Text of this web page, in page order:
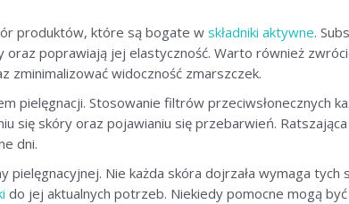
produktów, które są bogate w składniki aktywne.
poprawiają jej elastyczność. Warto również
zminimalizować widoczność zmarszczek.
pielęgnacji. Stosowanie filtrów przeciwsłonecznych
się skóry oraz pojawianiu się przebarwień.
dni.
Nie każda skóra dojrzała wymaga tych
do jej aktualnych potrzeb. Niekiedy pomocne mogą